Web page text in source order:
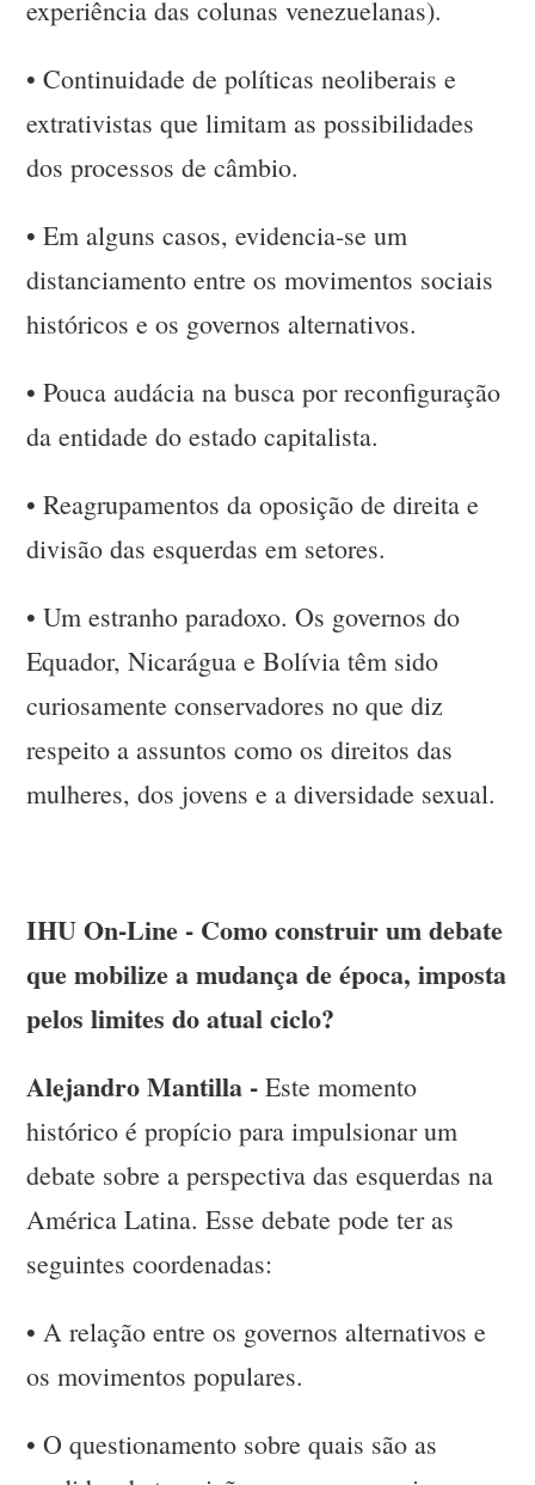
experiência das colunas venezuelanas).
• Continuidade de políticas neoliberais e
extrativistas que limitam as possibilidades
dos processos de câmbio.
• Em alguns casos, evidencia-se um
distanciamento entre os movimentos sociais
históricos e os governos alternativos.
• Pouca audácia na busca por reconfiguração
da entidade do estado capitalista.
• Reagrupamentos da oposição de direita e
divisão das esquerdas em setores.
• Um estranho paradoxo. Os governos do
Equador, Nicarágua e Bolívia têm sido
curiosamente conservadores no que diz
respeito a assuntos como os direitos das
mulheres, dos jovens e a diversidade sexual.
IHU On-Line - Como construir um debate
que mobilize a mudança de época, imposta
pelos limites do atual ciclo?
Alejandro Mantilla -Este momento
histórico é propício para impulsionar um
debate sobre a perspectiva das esquerdas na
América Latina. Esse debate pode ter as
seguintes coordenadas:
• A relação entre os governos alternativos e
os movimentos populares.
• O questionamento sobre quais são as